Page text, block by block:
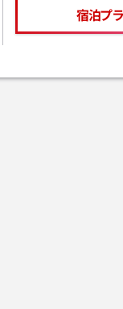
宿泊プ